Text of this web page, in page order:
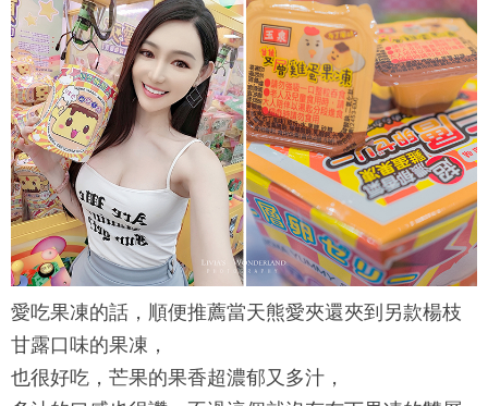
愛吃果凍的話，順便推薦當天熊愛夾還夾到另款楊枝
甘露口味的果凍，
也很好吃，芒果的果香超濃郁又多汁，